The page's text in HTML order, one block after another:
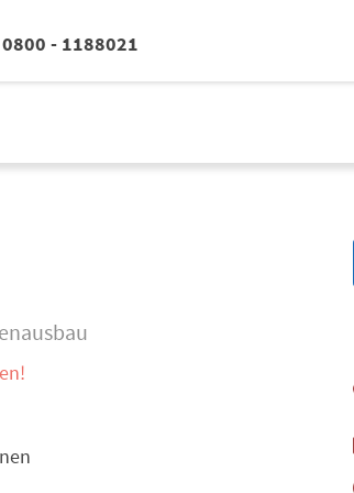
0800 - 1188021